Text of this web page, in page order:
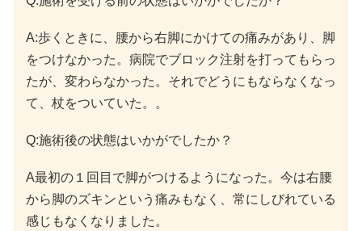
A:歩くときに、腰から右脚にかけての痛みがあり、脚
をつけなかった。病院でブロック注射を打ってもらっ
たが、変わらなかった。それでどうにもならなくなっ
て、杖をついていた。。
Q:施術後の状態はいかがでしたか？
A最初の１回目で脚がつけるようになった。今は右腰
から脚のズキンという痛みもなく、常にしびれている
感じもなくなりました。